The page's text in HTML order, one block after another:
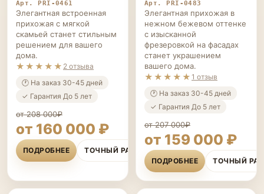
Арт. PRI-0461
Элегантная встроенная
прихожая с мягкой
скамьей станет стильным
решением для вашего
дома.
★★★★★ 2 отзыва
🕐 На заказ 30-45 дней
✓ Гарантия До 5 лет
от 208 000₽
от 160 000 ₽
ПОДРОБНЕЕ ТОЧНЫЙ РАСЧЁТ
Арт. PRI-0483
Элегантная прихожая в
нежном бежевом оттенке
с изысканной
фрезеровкой на фасадах
станет украшением
вашего дома.
★★★★★ 1 отзыв
🕐 На заказ 30-45 дней
✓ Гарантия До 5 лет
от 207 000₽
от 159 000 ₽
ПОДРОБНЕЕ ТОЧНЫЙ